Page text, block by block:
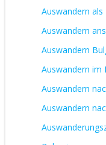
Auswandern als
Auswandern
Auswandern
Auswandern im
Auswandern
Auswandern